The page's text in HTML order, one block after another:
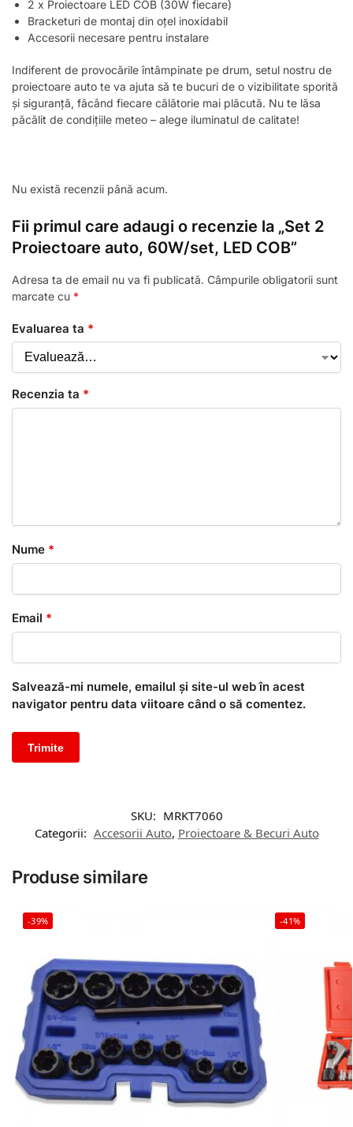
2 x Proiectoare LED COB (30W fiecare)
Bracketuri de montaj din oțel inoxidabil
Accesorii necesare pentru instalare
Indiferent de provocările întâmpinate pe drum, setul nostru de
proiectoare auto te va ajuta să te bucuri de o vizibilitate sporită
și siguranță, făcând fiecare călătorie mai plăcută. Nu te lăsa
păcălit de condițiile meteo – alege iluminatul de calitate!
Nu există recenzii până acum.
Fii primul care adaugi o recenzie la „Set 2
Proiectoare auto, 60W/set, LED COB”
Adresa ta de email nu va fi publicată. Câmpurile obligatorii sunt
marcate cu *
Evaluarea ta *
Recenzia ta *
Nume *
Email *
Salvează-mi numele, emailul și site-ul web în acest
navigator pentru data viitoare când o să comentez.
SKU: MRKT7060
Categorii: Accesorii Auto, Proiectoare & Becuri Auto
Produse similare
-39% -41%